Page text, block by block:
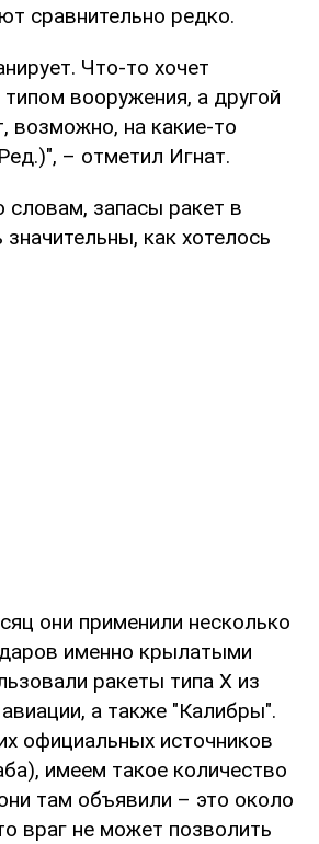
сравнительно редко.
Что-то хочет
вооружения, а другой
возможно, на какие-то
– отметил Игнат.
словам, запасы ракет в
значительны, как хотелось
они применили несколько
именно крылатыми
ракеты типа Х из
авиации, а также "Калибры".
официальных источников
имеем такое количество
там объявили – это около
враг не может позволить